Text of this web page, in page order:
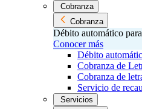
Cobranza
Cobranza
Débito automático
Conocer más
Débito
Cobranza de
Cobranza de
Servicio de
Servicios